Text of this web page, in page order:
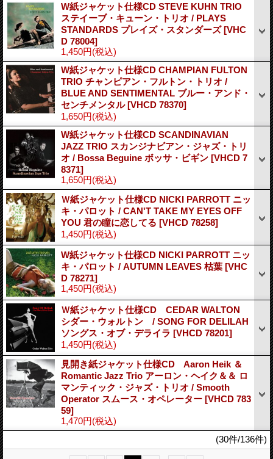
W紙ジャケット仕様CD STEVE KUHN TRIO
ステイーブ・キューン・トリオ / PLAYS
STANDARDS プレイズ・スタンダーズ[VHC
D 78004]
1,450円(税込)
W紙ジャケット仕様CD CHAMPIAN FULTON
TRIO チャンピアン・フルトン・トリオ /
BLUE AND SENTIMENTAL ブルー・アンド・
センチメンタル[VHCD 78370]
1,650円(税込)
W紙ジャケット仕様CD SCANDINAVIAN
JAZZ TRIO スカンジナビアン・ジャズ・トリ
オ / Bossa Beguine ボッサ・ビギン [VHCD 7
8371]
1,650円(税込)
Ｗ紙ジャケット仕様CD NICKI PARROTT ニッ
キ・パロット / CAN'T TAKE MY EYES OFF
YOU 君の瞳に恋してる [VHCD 78258]
1,450円(税込)
W紙ジャケット仕様CD NICKI PARROTT ニッ
キ・パロット / AUTUMN LEAVES 枯葉 [VHC
D 78271]
1,450円(税込)
Ｗ紙ジャケット仕様CD CEDAR WALTON
シダー・ウォルトン / SONG FOR DELILAH
ソングス・オブ・デライラ [VHCD 78201]
1,450円(税込)
見開き紙ジャケット仕様CD Aaron Heik ＆
Romantic Jazz Trio アーロン・ヘイク＆＆ ロ
マンティック・ジャズ・トリオ / Smooth
Operator スムース・オペレーター [VHCD 783
59]
1,470円(税込)
(30件/136件)